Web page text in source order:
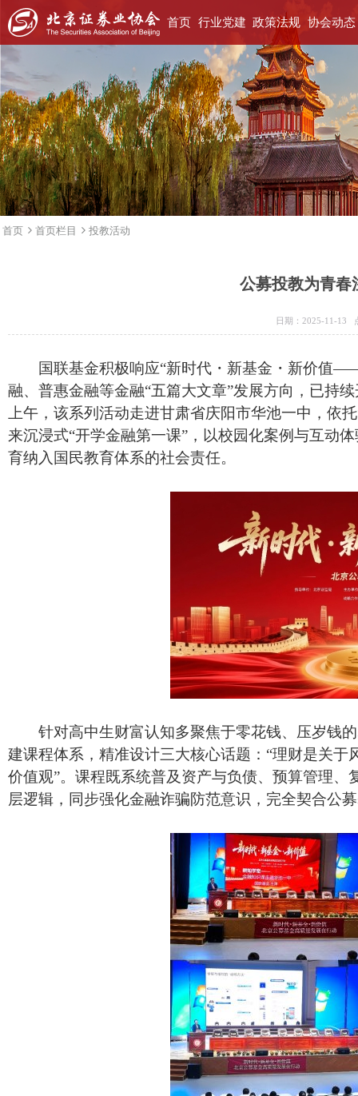
首页 行业党建 政策法规 协会动态
首页 首页栏目 投教活动
公募投教为青春
日期：2025-11-13
国联基金积极响应“新时代・ 新基金 ・ 新价值——
融、普惠金融等金融“五篇大文章”发展方向，已持
上午，该系列活动走进甘肃省庆阳市华池一中，依
来沉浸式“开学金融第一课”，以校园化案例与互动
育纳入国民教育体系的社会责任。
针对高中生财富认知多聚焦于零花钱、压岁钱
建课程体系，精准设计三大核心话题：“理财是关于
价值观”。课程既系统普及资产与负债、预算管理
层逻辑，同步强化金融诈骗防范意识，完全契合公